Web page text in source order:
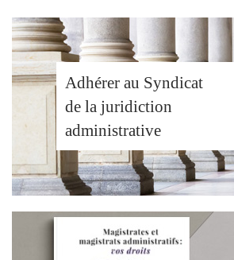
Adhérer au Syndicat
de la juridiction
administrative